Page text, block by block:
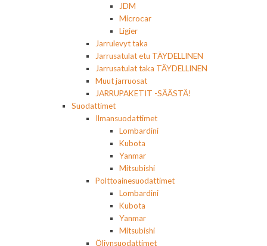
JDM
Microcar
Ligier
Jarrulevyt taka
Jarrusatulat etu TÄYDELLINEN
Jarrusatulat taka TÄYDELLINEN
Muut jarruosat
JARRUPAKETIT -SÄÄSTÄ!
Suodattimet
Ilmansuodattimet
Lombardini
Kubota
Yanmar
Mitsubishi
Polttoainesuodattimet
Lombardini
Kubota
Yanmar
Mitsubishi
Öljynsuodattimet